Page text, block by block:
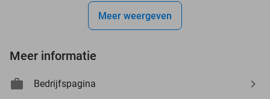
Meer weergeven
Meer informatie
Bedrijfspagina